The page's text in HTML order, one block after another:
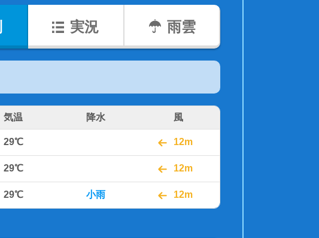
実況 雨雲
気温 降水 風
29℃ 12m
29℃ 12m
29℃ 小雨 12m